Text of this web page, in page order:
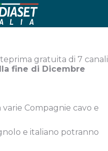
gratuita di 7 canali
fine di Dicembre
Compagnie cavo e
e italiano potranno